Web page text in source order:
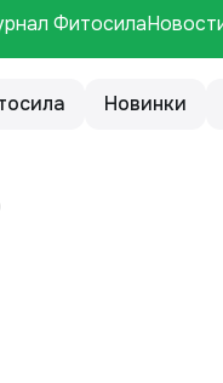
Фитосила
Новинки